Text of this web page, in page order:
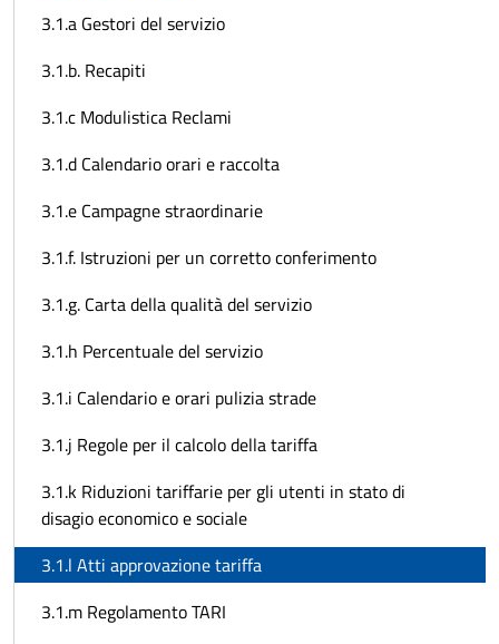
3.1.a Gestori del servizio
3.1.b. Recapiti
3.1.c Modulistica Reclami
3.1.d Calendario orari e raccolta
3.1.e Campagne straordinarie
3.1.f. Istruzioni per un corretto conferimento
3.1.g. Carta della qualità del servizio
3.1.h Percentuale del servizio
3.1.i Calendario e orari pulizia strade
3.1.j Regole per il calcolo della tariffa
3.1.k Riduzioni tariffarie per gli utenti in stato di
disagio economico e sociale
3.1.l Atti approvazione tariffa
3.1.m Regolamento TARI